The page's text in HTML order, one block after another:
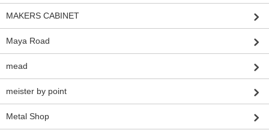
MAKERS CABINET
Maya Road
mead
meister by point
Metal Shop